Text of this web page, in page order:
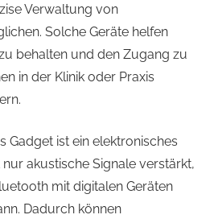
Verwaltung von
Solche Geräte helfen
behalten und den Zugang zu
in der Klinik oder Praxis
Gadget ist ein elektronisches
akustische Signale verstärkt,
mit digitalen Geräten
Dadurch können